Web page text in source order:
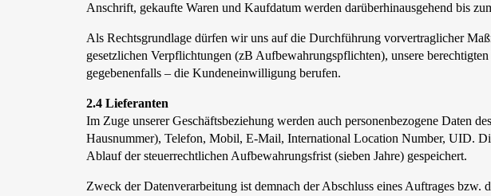
Anschrift, gekaufte Waren und Kaufdatum werden darüberhinausgehend bis
Als Rechtsgrundlage dürfen wir uns auf die Durchführung vorvertraglicher
gesetzlichen Verpflichtungen (zB Aufbewahrungspflichten), unsere
gegebenenfalls – die Kundeneinwilligung berufen.
2.4 Lieferanten
Im Zuge unserer Geschäftsbeziehung werden auch personenbezogene Daten
Hausnummer), Telefon, Mobil, E-Mail, International Location Number, UID.
Ablauf der steuerrechtlichen Aufbewahrungsfrist (sieben Jahre) gespeichert.
Zweck der Datenverarbeitung ist demnach der Abschluss eines Auftrages